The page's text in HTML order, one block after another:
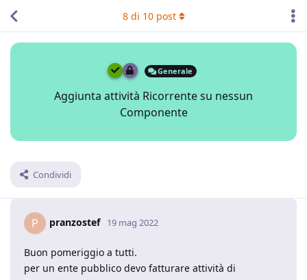
Generale
Aggiunta attività Ricorrente su nessun
Componente
Condividi
8di 10post
P pranzostef 19 mag 2022
Buon pomeriggio a tutti.
per un ente pubblico devo fatturare attività di